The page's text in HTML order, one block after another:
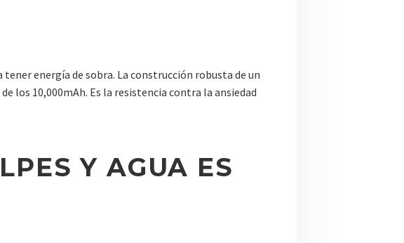
energía de sobra. La construcción robusta de un
los 10,000mAh. Es la resistencia contra la ansiedad
Y AGUA ES